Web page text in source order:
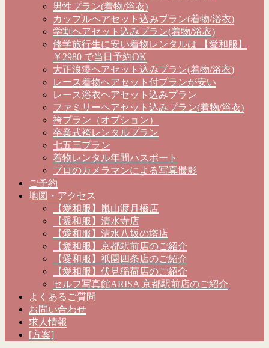
男性プラン(着物/浴衣)
カップルヘアセット込みプラン(着物/浴衣)
学割ヘアセット込みプラン(着物/浴衣)
修学旅行生に安い着物レンタルは 【愛和服】
￥2980 で当日予約OK
大正浪漫ヘアセット込みプラン(着物/浴衣)
レース着物ヘアセット付プランが安い
レース浴衣ヘアセット込みプラン
ファミリーヘアセット込みプラン(着物/浴衣)
袴プラン（オプション）
卒業式袴レンタルプラン
七五三プラン
着物レンタル年間パスポート
プロのカメラマンによる写真撮影
ご予約
地図・アクセス
【愛和服】嵐山渡月橋店
【愛和服】清水寺店
【愛和服】清水八坂の塔店
【愛和服】京都駅前店のご紹介
【愛和服】祇園四条店のご紹介
【愛和服】伏見稲荷店のご紹介
セルフ写真館ARISA 京都駅前店のご紹介
よくあるご質問
お問い合わせ
求人情報
[方案]